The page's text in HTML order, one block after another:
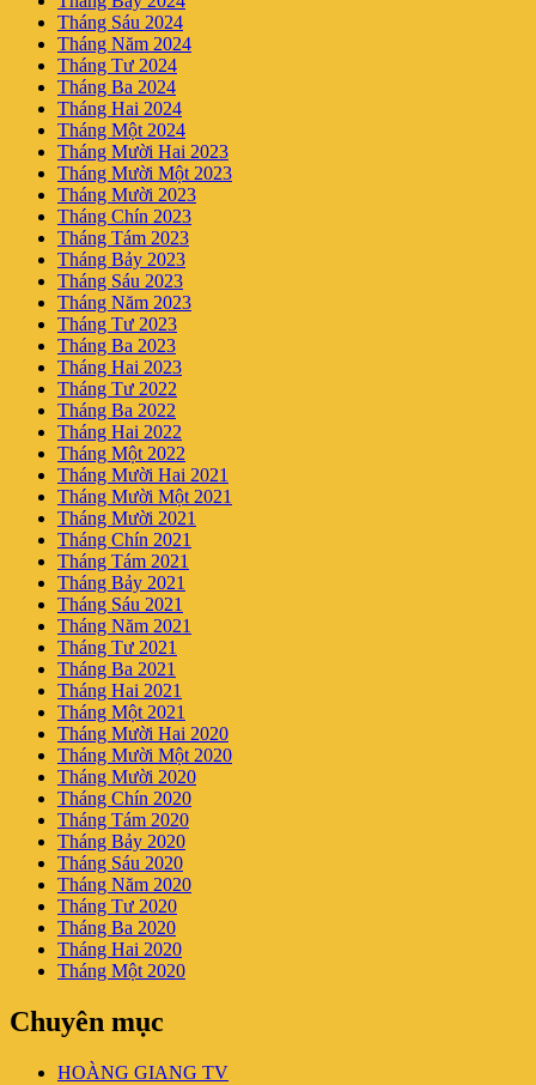
Tháng Sáu 2024
Tháng Năm 2024
Tháng Tư 2024
Tháng Ba 2024
Tháng Hai 2024
Tháng Một 2024
Tháng Mười Hai 2023
Tháng Mười Một 2023
Tháng Mười 2023
Tháng Chín 2023
Tháng Tám 2023
Tháng Bảy 2023
Tháng Sáu 2023
Tháng Năm 2023
Tháng Tư 2023
Tháng Ba 2023
Tháng Hai 2023
Tháng Tư 2022
Tháng Ba 2022
Tháng Hai 2022
Tháng Một 2022
Tháng Mười Hai 2021
Tháng Mười Một 2021
Tháng Mười 2021
Tháng Chín 2021
Tháng Tám 2021
Tháng Bảy 2021
Tháng Sáu 2021
Tháng Năm 2021
Tháng Tư 2021
Tháng Ba 2021
Tháng Hai 2021
Tháng Một 2021
Tháng Mười Hai 2020
Tháng Mười Một 2020
Tháng Mười 2020
Tháng Chín 2020
Tháng Tám 2020
Tháng Bảy 2020
Tháng Sáu 2020
Tháng Năm 2020
Tháng Tư 2020
Tháng Ba 2020
Tháng Hai 2020
Tháng Một 2020
Chuyên mục
HOÀNG GIANG TV